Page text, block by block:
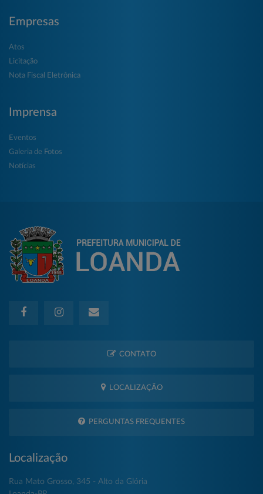
Empresas
Atos
Licitação
Nota Fiscal Eletrônica
Imprensa
Eventos
Galeria de Fotos
Notícias
CONTATO
LOCALIZAÇÃO
PERGUNTAS FREQUENTES
Localização
Rua Mato Grosso, 345 - Alto da Glória